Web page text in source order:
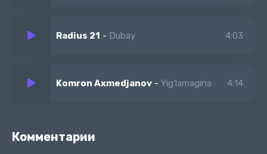
Radius 21 - Dubay 4:03
Komron Axmedjanov - Yig'lamagina 4:14
Комментарии